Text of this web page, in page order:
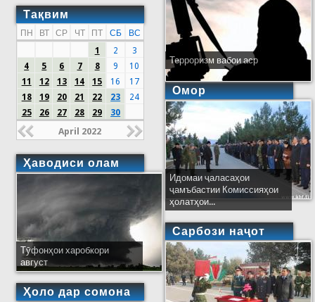
Тақвим
ПН ВТ СР ЧТ ПТ СБ
ВС
1
2
3
4
5 6 7 8 9
10
11
12 13 14 15 16
17
18
19 20 21 22 23
24
25
26 27 28 29 30
April 2022
Ҳаводиси олам
Тӯфонҳои харобкори
август
Ҳоло дар сомона
Терроризм вабои аср
Омор
Идомаи ҷаласаҳои
ҷамъбастии Комиссияҳои
ҳолатҳои...
Сарбози наҷот